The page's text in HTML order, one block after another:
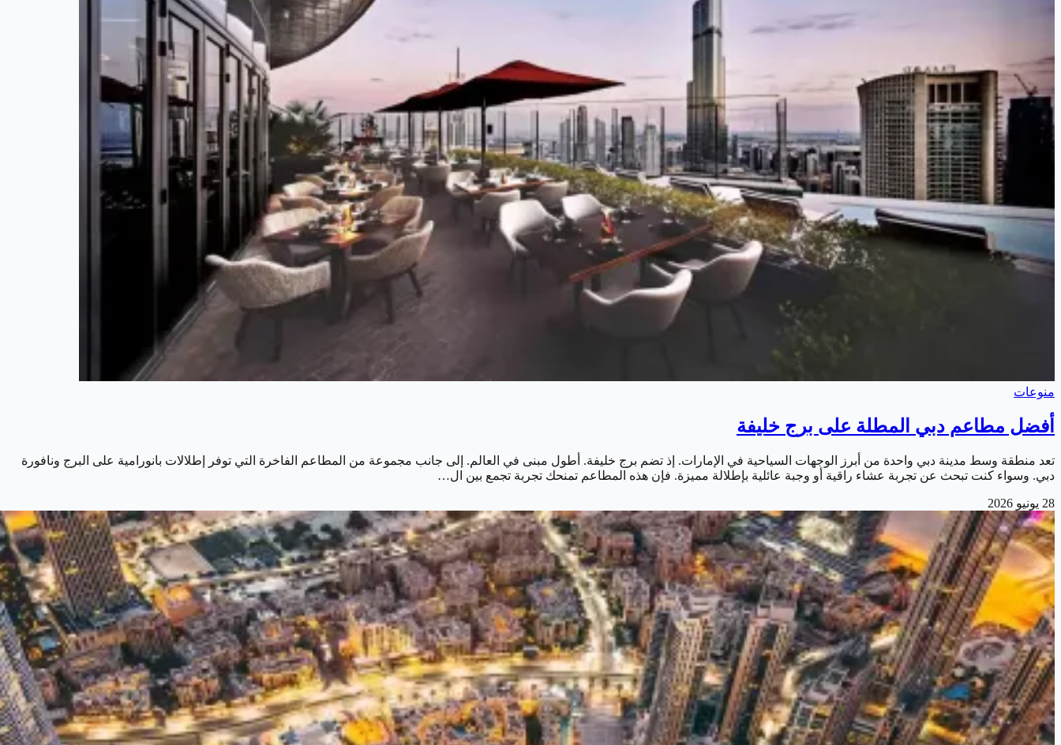
منوعات
أفضل مطاعم دبي المطلة على برج خليفة
تعد منطقة وسط مدينة دبي واحدة من أبرز الوجهات السياحية في الإمارات. إذ تضم برج خليفة. أطول مبنى في العالم. إلى جانب مجموعة من المطاعم الفاخرة التي توفر إطلالات بانورامية على البرج ونافورة
دبي. وسواء كنت تبحث عن تجربة عشاء راقية أو وجبة عائلية بإطلالة مميزة. فإن هذه المطاعم تمنحك تجربة تجمع بين ال…
28 يونيو 2026